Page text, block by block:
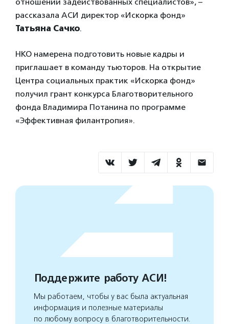
рассказала АСИ директор «Искорка фонд»
Татьяна Сачко.
НКО намерена подготовить новые кадры и
приглашает в команду тьюторов. На открытие
Центра социальных практик «Искорка фонд»
получил грант конкурса Благотворительного
фонда Владимира Потанина по программе
«Эффективная филантропия».
Поддержите работу АСИ!
Мы работаем, чтобы у вас была актуальная
информация и полезные материалы
по любому вопросу в благотворительности.